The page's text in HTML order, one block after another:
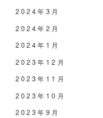
2024年3月
2024年2月
2024年1月
2023年12月
2023年11月
2023年10月
2023年9月